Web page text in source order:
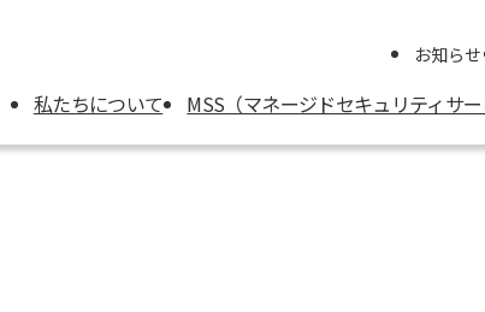
お知らせ
私たちについて MSS（マネージドセキュリティサ